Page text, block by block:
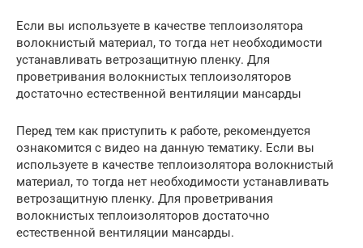
Если вы используете в качестве теплоизолятора
волокнистый материал, то тогда нет необходимости
устанавливать ветрозащитную пленку. Для
проветривания волокнистых теплоизоляторов
достаточно естественной вентиляции мансарды
Перед тем как приступить к работе, рекомендуется
ознакомится с видео на данную тематику. Если вы
используете в качестве теплоизолятора волокнистый
материал, то тогда нет необходимости устанавливать
ветрозащитную пленку. Для проветривания
волокнистых теплоизоляторов достаточно
естественной вентиляции мансарды.